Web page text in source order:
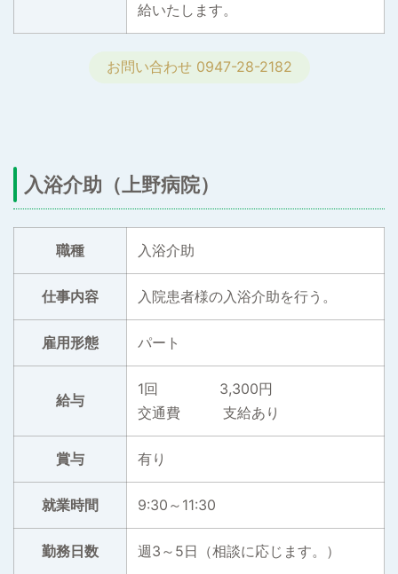
給いたします。
お問い合わせ 0947-28-2182
入浴介助（上野病院）
職種 入浴介助
仕事内容 入院患者様の入浴介助を行う。
雇用形態 パート
給与
1回 3,300円
交通費 支給あり
賞与 有り
就業時間 9:30～11:30
勤務日数 週3～5日（相談に応じます。）